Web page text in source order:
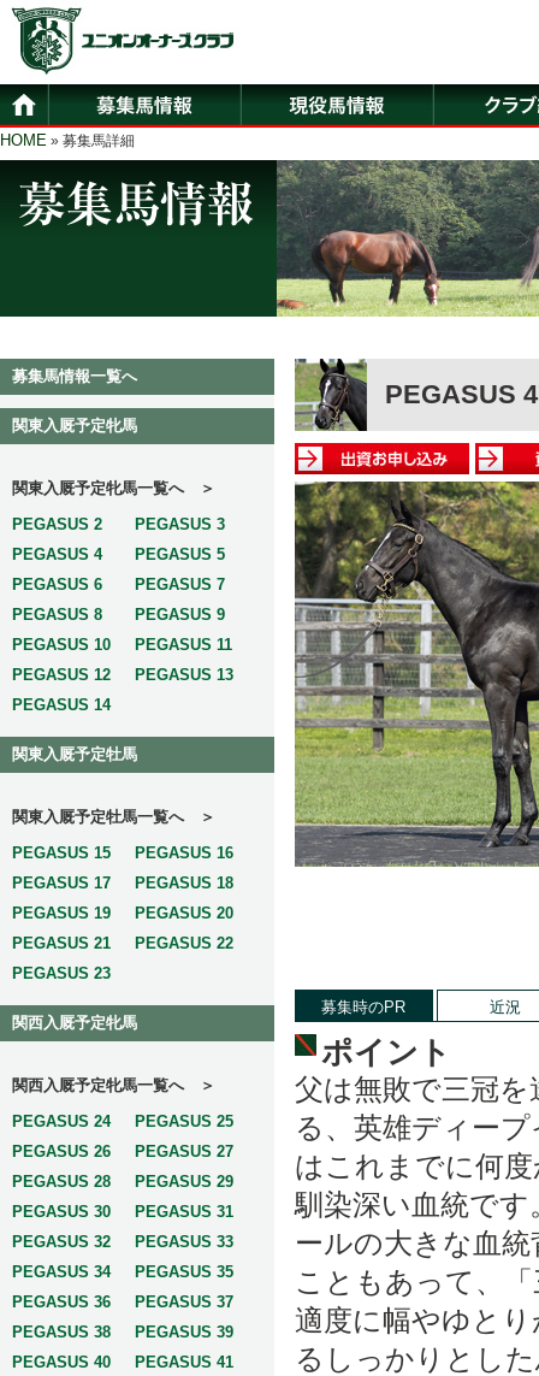
HOME » 募集馬詳細
募集馬情報一覧へ
関東入厩予定牝馬
関東入厩予定牝馬一覧へ ＞
PEGASUS 2
PEGASUS 3
PEGASUS 4
PEGASUS 5
PEGASUS 6
PEGASUS 7
PEGASUS 8
PEGASUS 9
PEGASUS 10
PEGASUS 11
PEGASUS 12
PEGASUS 13
PEGASUS 14
関東入厩予定牡馬
関東入厩予定牡馬一覧へ ＞
PEGASUS 15
PEGASUS 16
PEGASUS 17
PEGASUS 18
PEGASUS 19
PEGASUS 20
PEGASUS 21
PEGASUS 22
PEGASUS 23
関西入厩予定牝馬
関西入厩予定牝馬一覧へ ＞
PEGASUS 24
PEGASUS 25
PEGASUS 26
PEGASUS 27
PEGASUS 28
PEGASUS 29
PEGASUS 30
PEGASUS 31
PEGASUS 32
PEGASUS 33
PEGASUS 34
PEGASUS 35
PEGASUS 36
PEGASUS 37
PEGASUS 38
PEGASUS 39
PEGASUS 40
PEGASUS 41
PEGASUS
募集時のPR 近況
ポイント
父は無敗で三冠
る、英雄ディー
はこれまでに何
馴染深い血統で
ールの大きな血
こともあって、
適度に幅やゆと
るしっかりとし